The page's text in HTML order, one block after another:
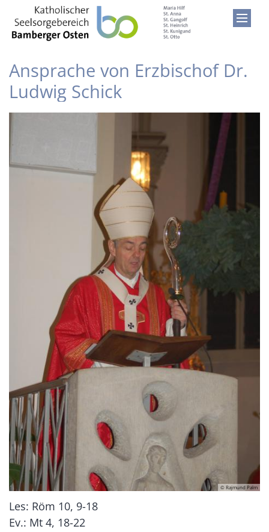
Zum Inhalt springen
Ansprache von Erzbischof Dr.
Ludwig Schick
© Rajmund Palm
Les: Röm 10, 9-18
Ev.: Mt 4, 18-22